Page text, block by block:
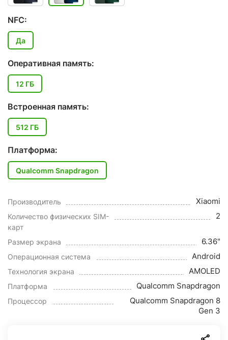
NFC:
Да
Оперативная память:
12 ГБ
Встроенная память:
512 ГБ
Платформа:
Qualcomm Snapdragon
Производитель Xiaomi
Количество физических SIM-
карт
2
Размер экрана 6.36"
Операционная система Android
Технология экрана AMOLED
Платформа Qualcomm Snapdragon
Процессор
Qualcomm Snapdragon 8
Gen 3